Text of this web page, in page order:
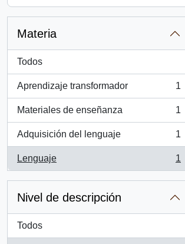
Materia
Todos
Aprendizaje transformador
, 1 resultados
1
Materiales de enseñanza
, 1 resultados
1
Adquisición del lenguaje
, 1 resultados
1
Lenguaje
, 1 resultados
1
Nivel de descripción
Todos